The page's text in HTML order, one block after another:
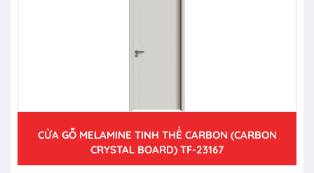
CỬA GỖ MELAMINE TINH THỂ CARBON (CARBON
CRYSTAL BOARD) TF-23167